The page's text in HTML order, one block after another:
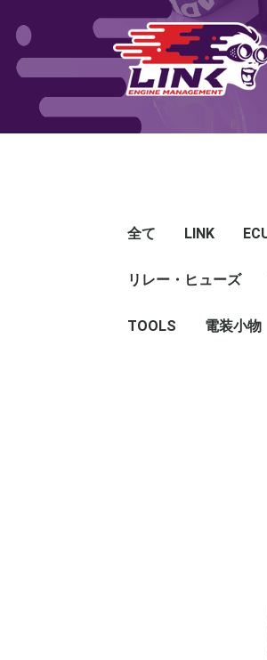
全て LINK
Plug-in ECU
Wire-in ECU
PDM
ECUアクセ
Apparel
リレー・ヒューズ
リレー
リレーBOX
ヒューズケース
ブレーカー式ブレード
ブレーカー
TOOLS 電装小物